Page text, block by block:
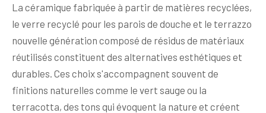
La céramique fabriquée à partir de matières recyclées,
le verre recyclé pour les parois de douche et le terrazzo
nouvelle génération composé de résidus de matériaux
réutilisés constituent des alternatives esthétiques et
durables. Ces choix s'accompagnent souvent de
finitions naturelles comme le vert sauge ou la
terracotta, des tons qui évoquent la nature et créent